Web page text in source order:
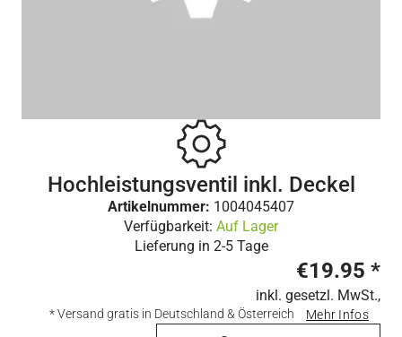
Hochleistungsventil inkl. Deckel
Artikelnummer: 1004045407
Verfügbarkeit: Auf Lager
Lieferung in 2-5 Tage
€19.95 *
inkl. gesetzl. MwSt.,
* Versand gratis in Deutschland & Österreich Mehr Infos